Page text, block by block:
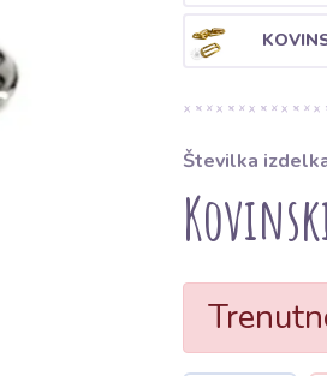
Številka